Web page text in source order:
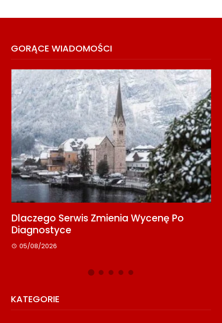
GORĄCE WIADOMOŚCI
Dlaczego Serwis Zmienia Wycenę Po
Diagnostyce
05/08/2026
KATEGORIE